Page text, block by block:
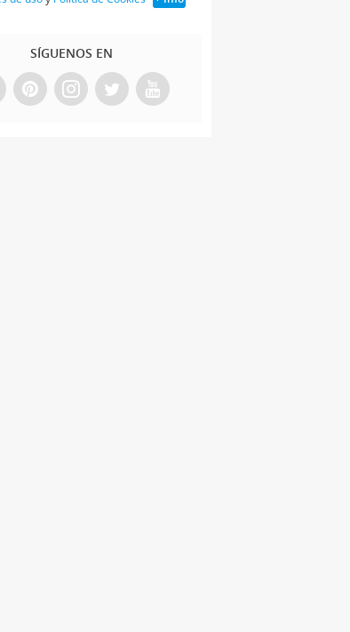
SÍGUENOS EN